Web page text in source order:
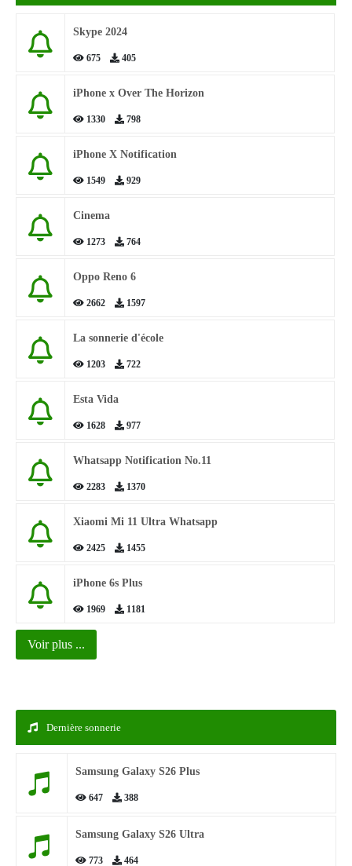
Skype 2024
675 405
iPhone x Over The Horizon
1330 798
iPhone X Notification
1549 929
Cinema
1273 764
Oppo Reno 6
2662 1597
La sonnerie d'école
1203 722
Esta Vida
1628 977
Whatsapp Notification No.11
2283 1370
Xiaomi Mi 11 Ultra Whatsapp
2425 1455
iPhone 6s Plus
1969 1181
Voir plus ...
Dernière sonnerie
Samsung Galaxy S26 Plus
647 388
Samsung Galaxy S26 Ultra
773 464